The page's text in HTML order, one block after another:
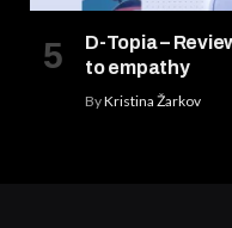
D-Topia –
to empathy
ByKristina Žarkov